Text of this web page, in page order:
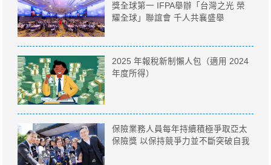
獎全球第一 IFPA舉辦「台灣之光 榮
耀全球」聯誼會 千人共襄盛舉
2025 年報稅新制懶人包（適用 2024
年度所得）
保險業務人員每年持續積極爭取亞太
保險獎 以保持競爭力並不斷突破自我